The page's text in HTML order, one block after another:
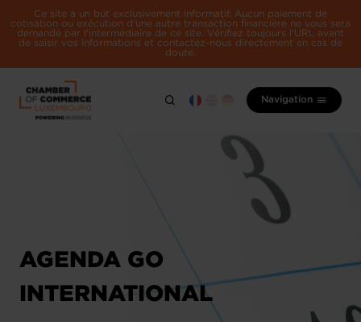
Ce site a un but exclusivement informatif. Aucun paiement de
cotisation ou exécution d'une autre transaction financière ne vous sera
demandé par l'intermédiaire de ce site. Vérifiez toujours l'URL avant
de saisir vos informations et contactez-nous directement en cas de
doute.
Navigation
AGENDA GO
INTERNATIONAL